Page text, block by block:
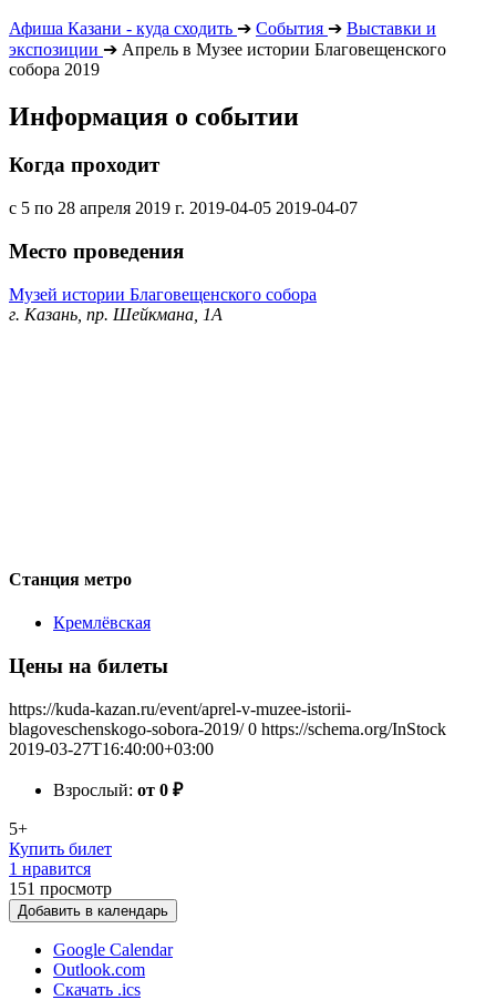
Афиша Казани - куда сходить ➔ События ➔ Выставки и
экспозиции ➔ Апрель в Музее истории Благовещенского
собора 2019
Информация о событии
Когда проходит
с 5 по 28 апреля 2019 г. 2019-04-05 2019-04-07
Место проведения
Музей истории Благовещенского собора
г. Казань, пр. Шейкмана, 1А
Станция метро
Кремлёвская
Цены на билеты
https://kuda-kazan.ru/event/aprel-v-muzee-istorii-
blagoveschenskogo-sobora-2019/ 0 https://schema.org/InStock
2019-03-27T16:40:00+03:00
Взрослый: от 0 ₽
5+
Купить билет
1 нравится
151 просмотр
Добавить в календарь
Google Calendar
Outlook.com
Скачать .ics